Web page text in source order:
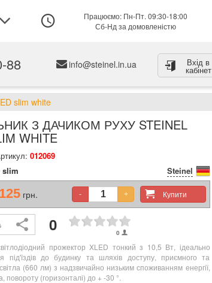
Працюємо: Пн-Пт. 09:30-18:00
Сб-Нд за домовленістю
88 info@steinel.in.ua Вхід в
кабінет
slim white
З ДАЧИКОМ РУХУ STEINEL
WHITE
012069
slim Steinel
грн. Купити
- +
0 0
прожектор XLED тонкий з 10,5 Вт, ідеально
під'їздів до будинку та шляхів доступу, приємного та
(660 лм) з надзвичайно низьким споживанням енергії,
повороту (горизонталі) до + -30 °.